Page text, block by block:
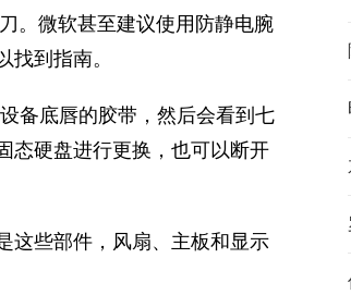
。微软甚至建议使用防静电腕
到指南。
备底唇的胶带，然后会看到七
态硬盘进行更换，也可以断开
这些部件，风扇、主板和显示